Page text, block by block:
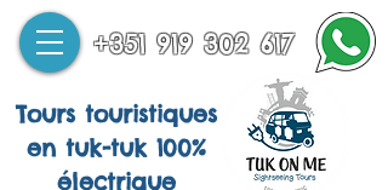
Tours touristiques
en tuk-tuk 100%
électrique
+351 919 302 617